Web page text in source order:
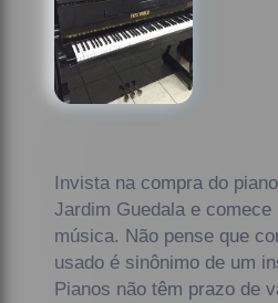
Invista na compra do
Jardim Guedala e comece
música. Não pense que
usado é sinônimo de um
Pianos não têm prazo de